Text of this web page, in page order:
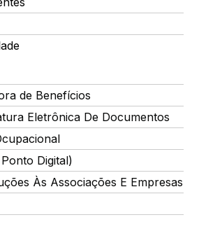
de Benefícios
Eletrônica De Documentos
Digital)
Às Associações E Empresas